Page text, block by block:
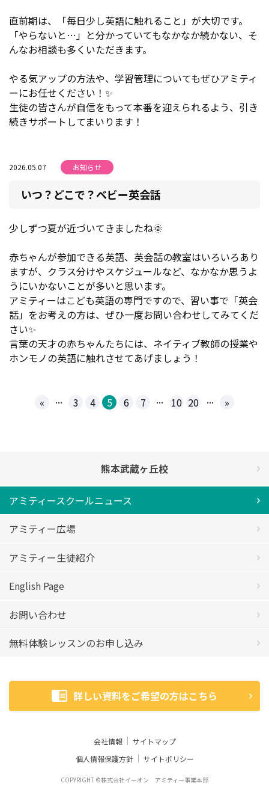
直前期は、「毎日少し英語に触れること」が大切です。
「やらないと…」と分かっていてもなかなか続かない、そ
んなお相談も多くいただきます。
やる気アップの方法や、学習管理についてもぜひアミティ
ーにお任せください！✨
生徒の皆さんが自信をもって本番を迎えられるよう、引き
続きサポートしてまいります！
2026.05.07 お知らせ
いつ？どこで？ベビー英会話
少しずつ夏が近づいてきましたね🌞
赤ちゃんが参加できる英語、英会話の教室はいろいろあり
ますが、クラス分けやスケジュールなど、なかなか思うよ
うにいかないことが多いと思います。
アミティーはこども英語の専門ですので、習い事で「英会
話」をお考えの方は、ぜひ一度お問い合わせしてみてくだ
さい✨
言葉の天才の赤ちゃんたちには、ネイティブ教師の授業や
ホンモノの英語に触れさせてあげましょう！
« ... 3 4 5 6 7 ... 10 20 ... »
熊本武蔵ヶ丘校
アミティースクールニュース
アミティー広場
アミティー生徒紹介
English Page
お問い合わせ
無料体験レッスンのお申し込み
詳しい資料をご希望の方はこちら
会社情報
サイトマップ
個人情報保護方針
サイトポリシー
COPYRIGHT ©株式会社イーオン アミティー事業本部